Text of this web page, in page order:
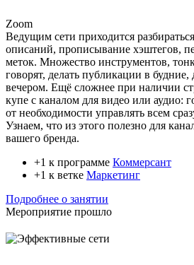
Zoom
Ведущим сети приходится
описаний, прописывание хэштегов,
меток. Множество инструментов,
говорят, делать публикации в
вечером. Ещё сложнее при наличии
купе с каналом для видео или аудио:
от необходимости управлять всем
Узнаем, что из этого полезно для
вашего бренда.
+1 к программе Коммерсант
+1 к ветке Маркетинг
Подробнее о занятии
Мероприятие прошло